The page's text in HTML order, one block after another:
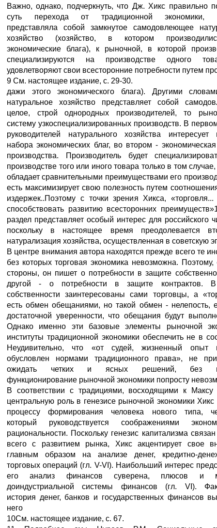
Важно, однако, подчеркнуть, что Дж. Хикс правильно
суть перехода от традиционной экономики,
представляла собой замкнутое самодовлеющее
хозяйство (хозяйство, в котором
экономические блага), к рыночной, в которой
специализируются на производстве одного
удовлетворяют свои всесторонние потребности путем
9 См. настоящее издание, с. 29-30.
дажи этого экономического блага). Другими
натуральное хозяйство представляет собой
целое, строй однородных производителей, то
систему узкоспециализированных производств. В
руководителей натурального хозяйства интересует
набора экономических благ, во втором -
производства. Производитель будет
производстве того или иного товара только в том
обладает сравнительными преимуществами его
есть максимизирует свою полезность путем
издержек..Поэтому с точки зрения Хикса,
способствовать развитию всесторонних
раздел представляет особый интерес для российского
поскольку в настоящее время преодолевается
натурализация хозяйства, осуществленная в советскую
В центре внимания автора находятся прежде всего те
без которых торговая экономика невозможна. Поэтому,
стороны, он пишет о потребности в защите
другой - о потребности в защите контрактов.
собственности заинтересованы сами торговцы, а
есть обмен обещаниями, но такой обмен - нелепость,
достаточной уверенности, что обещания будут
Однако именно эти базовые элементы рыночной
институты традиционной экономики обеспечить не в
Неудивительно, что «от судей, жизненный опыт
обусловлен нормами традиционного права», не
ожидать четких и ясных решений, без
функционирование рыночной экономики попросту
В соответствии с традициями, восходящими к Максу
центральную роль в генезисе рыночной экономики Хикс
процессу формирования человека нового типа,
который руководствуется соображениями
рациональности. Поскольку генезис капитализма
всего с развитием рынка, Хикс акцентирует свое
главным образом на анализе денег, кредитно-
торговых операций (гл. V-VI). Наибольший интерес
его анализ финансов суверена, плюсов и
доиндустриальной системы финансов (гл. VI).
история денег, банков и государственных финансов
него
10См. настоящее издание, с. 67.